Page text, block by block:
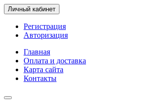
Личный кабинет
Регистрация
Авторизация
Главная
Оплата и доставка
Карта сайта
Контакты